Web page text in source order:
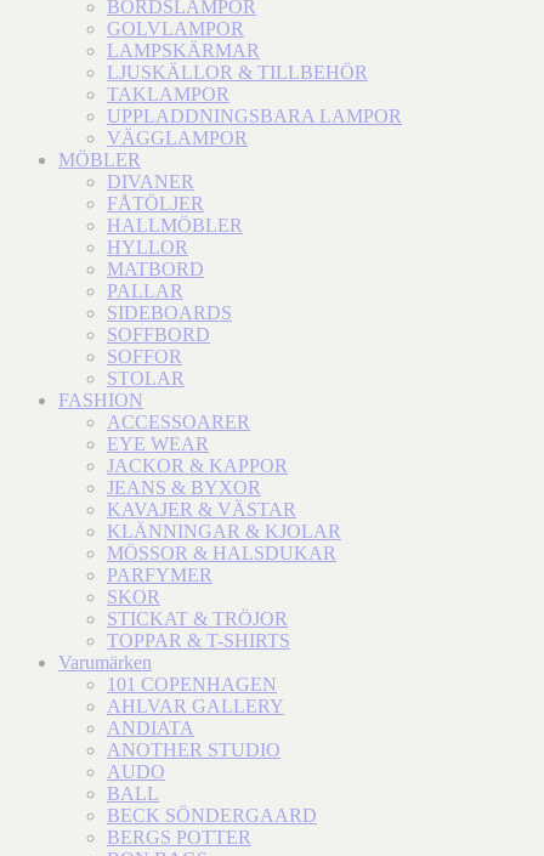
BORDSLAMPOR
GOLVLAMPOR
LAMPSKÄRMAR
LJUSKÄLLOR & TILLBEHÖR
TAKLAMPOR
UPPLADDNINGSBARA LAMPOR
VÄGGLAMPOR
MÖBLER
DIVANER
FÅTÖLJER
HALLMÖBLER
HYLLOR
MATBORD
PALLAR
SIDEBOARDS
SOFFBORD
SOFFOR
STOLAR
FASHION
ACCESSOARER
EYE WEAR
JACKOR & KAPPOR
JEANS & BYXOR
KAVAJER & VÄSTAR
KLÄNNINGAR & KJOLAR
MÖSSOR & HALSDUKAR
PARFYMER
SKOR
STICKAT & TRÖJOR
TOPPAR & T-SHIRTS
Varumärken
101 COPENHAGEN
AHLVAR GALLERY
ANDIATA
ANOTHER STUDIO
AUDO
BALL
BECK SÖNDERGAARD
BERGS POTTER